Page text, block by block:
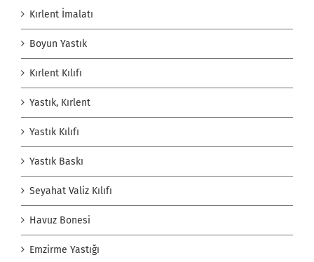
Kırlent İmalatı
Boyun Yastık
Kırlent Kılıfı
Yastık, Kırlent
Yastık Kılıfı
Yastık Baskı
Seyahat Valiz Kılıfı
Havuz Bonesi
Emzirme Yastığı